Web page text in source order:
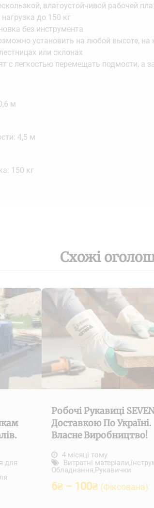
влагоустойчивой рабочей
до 150 кг
без инструмента
установить на любой высоте, на
или склонах
с легкостью перемещать подмости, а
м
4,5 м
150 кг
Схожі
для
Робочі Рукавиці
Доставкою По Україні.
Власне Виробництво!
4 місяці тому
Витратні матеріали,
Обладнання,Рукавички
6₴ – 100₴ (Фіксована)